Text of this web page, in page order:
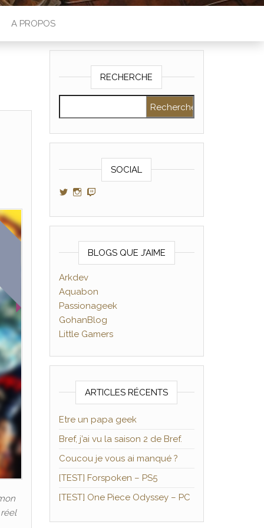
A PROPOS
RECHERCHE
SOCIAL
Voir le profil de GamerAltris sur Twitter
Voir le profil de GamerAltris sur Instagram
Voir le profil de Gameraltris sur Twitch
BLOGS QUE J’AIME
Arkdev
Aquabon
Passionageek
GohanBlog
Little Gamers
ARTICLES RÉCENTS
Etre un papa geek
Bref, j’ai vu la saison 2 de Bref.
Coucou je vous ai manqué ?
[TEST] Forspoken – PS5
[TEST] One Piece Odyssey – PC